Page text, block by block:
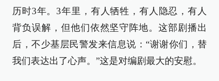
历时3年。3年里，有人牺牲，有人隐忍，有人
背负误解，但他们依然坚守阵地。这部剧播出
后，不少基层民警发来信息说：“谢谢你们，替
我们表达出了心声。”这是对编剧最大的安慰。